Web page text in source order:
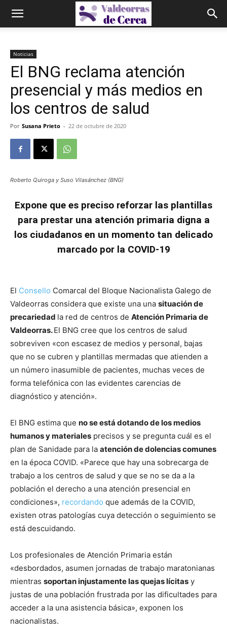
Noticias
El BNG reclama atención
presencial y más medios en
los centros de salud
Por Susana Prieto - 22 de octubre de 2020
Roberto Quiroga y Suso Vilasánchez (BNG)
Expone que es preciso reforzar las plantillas
para prestar una atención primaria digna a
los ciudadanos en un momento tan delicado
marcado por la COVID-19
El Consello Comarcal del Bloque Nacionalista Galego de
Valdeorras considera que existe una una situación de
precariedad la red de centros de Atención Primaria de
Valdeorras.El BNG cree que los centros de salud
sobreviven «con escasez de medios y personal, bajas
que no se cubren y plantillas mermadas que atienden a
un número inasumible de pacientes, muchas veces de
forma telefónica con las evidentes carencias de
diagnóstico y atención».
El BNG estima que no se está dotando de los medios
humanos y materiales precisos y se pregunta cuál es el
plan de Sanidade para la atención de dolencias comunes
en la época COVID. «Parece que hay una sobrecarga de
trabajo a los centros de salud y que se no se da a la
población el derecho a una atención presencial en
condiciones», recordando que además de la COVID,
existen otras patologías cuya detección o seguimiento se
está descuidando.
Los profesionales de Atención Primaria están
«desbordados, asumen jornadas de trabajo maratonianas
mientras soportan injustamente las quejas lícitas y
justas de una población frustrada por las dificultades para
acceder a la una asistencia básica», exponen los
nacionalistas.